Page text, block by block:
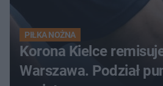
PIŁKA NOŻNA
Korona Kielce
Warszawa. Podział